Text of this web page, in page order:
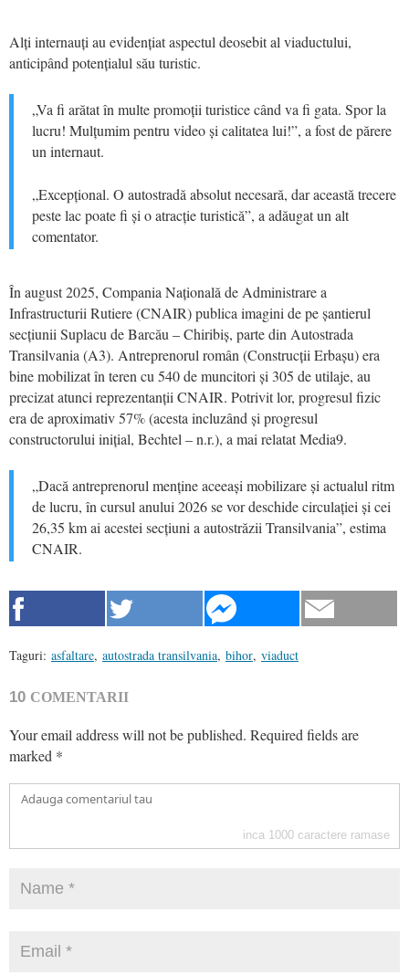
Alți internauți au evidențiat aspectul deosebit al viaductului,
anticipând potențialul său turistic.
„Va fi arătat în multe promoții turistice când va fi gata. Spor la
lucru! Mulțumim pentru video și calitatea lui!”, a fost de părere
un internaut.
„Excepțional. O autostradă absolut necesară, dar această trecere
peste lac poate fi și o atracție turistică”, a adăugat un alt
comentator.
În august 2025, Compania Națională de Administrare a
Infrastructurii Rutiere (CNAIR) publica imagini de pe șantierul
secțiunii Suplacu de Barcău – Chiribiș, parte din Autostrada
Transilvania (A3). Antreprenorul român (Construcții Erbașu) era
bine mobilizat în teren cu 540 de muncitori și 305 de utilaje, au
precizat atunci reprezentanții CNAIR. Potrivit lor, progresul fizic
era de aproximativ 57% (acesta incluzând și progresul
constructorului inițial, Bechtel – n.r.), a mai relatat Media9.
„Dacă antreprenorul menține aceeași mobilizare și actualul ritm
de lucru, în cursul anului 2026 se vor deschide circulației și cei
26,35 km ai acestei secțiuni a autostrăzii Transilvania”, estima
CNAIR.
Taguri: asfaltare, autostrada transilvania, bihor, viaduct
10 COMENTARII
Your email address will not be published. Required fields are
marked *
inca 1000 caractere ramase